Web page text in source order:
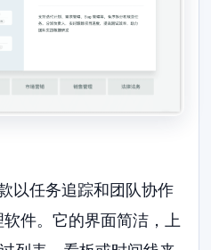
以任务追踪和团队协作
件。它的界面简洁，上